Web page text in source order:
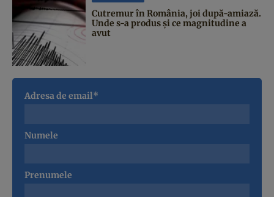
Cutremur în România, joi după-amiază.
Unde s-a produs și ce magnitudine a
avut
Adresa de email*
Numele
Prenumele